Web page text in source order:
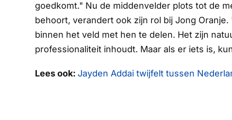
goedkomt." Nu de middenvelder plots tot de
behoort, verandert ook zijn rol bij Jong
binnen het veld met hen te delen. Het zijn
professionaliteit inhoudt. Maar als er iets is,
Lees ook: Jayden Addai twijfelt tussen